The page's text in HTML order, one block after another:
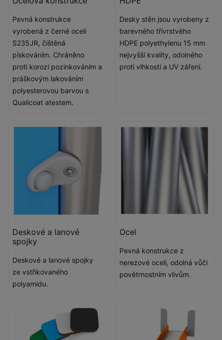
Pevná konstrukce
vyrobená z černé oceli
S235JR, čištěná
pískováním. Chráněno
proti korozi pozinkováním a
práškovým lakováním
polyesterovou barvou s
Qualicoat atestem.
Desky stěn jsou vyrobeny z
barevného třívrstvého
HDPE polyethylenu 15 mm
nejvyšší kvality, odolného
proti vlhkosti a UV záření.
Deskové a lanové
spojky
Deskové a lanové spojky
ze vstřikovaného
polyamidu.
Ocel
Pevná konstrukce z
nerezové oceli, odolná vůči
povětrnostním vlivům.